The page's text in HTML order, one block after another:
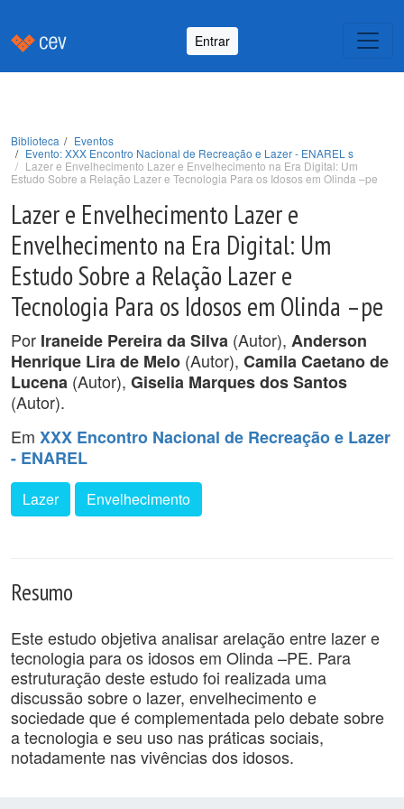
Entrar
Biblioteca
Eventos
Evento: XXX Encontro Nacional de Recreação e Lazer - ENAREL s
Lazer e Envelhecimento Lazer e Envelhecimento na Era Digital: Um
Estudo Sobre a Relação Lazer e Tecnologia Para os Idosos em Olinda –pe
Lazer e Envelhecimento Lazer e
Envelhecimento na Era Digital: Um
Estudo Sobre a Relação Lazer e
Tecnologia Para os Idosos em Olinda –pe
Por Iraneide Pereira da Silva (Autor), Anderson
Henrique Lira de Melo (Autor), Camila Caetano de
Lucena (Autor), Giselia Marques dos Santos
(Autor).
Em XXX Encontro Nacional de Recreação e Lazer
- ENAREL
Lazer Envelhecimento
Resumo
Este estudo objetiva analisar arelação entre lazer e
tecnologia para os idosos em Olinda –PE. Para
estruturação deste estudo foi realizada uma
discussão sobre o lazer, envelhecimento e
sociedade que é complementada pelo debate sobre
a tecnologia e seu uso nas práticas sociais,
notadamente nas vivências dos idosos.